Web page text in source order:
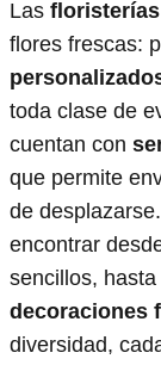
Las
flores frescas:
toda clase de
cuentan con
que permite
de
encontrar
sencillos,
decoraciones
diversidad,